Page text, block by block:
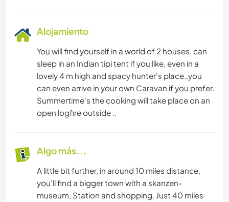
Alojamiento
You will find yourself in a world of 2 houses, can
sleep in an Indian tipi tent if you like, even in a
lovely 4 m high and spacy hunter's place..you
can even arrive in your own Caravan if you prefer.
Summertime's the cooking will take place on an
open logfire outside ..
Algo más...
A little bit further, in around 10 miles distance,
you'll find a bigger town with a skanzen-
museum, Station and shopping. Just 40 miles